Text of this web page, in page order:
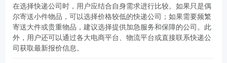
在选择快递公司时，用户应结合自身需求进行比较。如果只是偶
尔寄送小件物品，可以选择价格较低的快递公司；如果需要频繁
寄送大件或贵重物品，建议选择提供加急服务和保障的公司。此
外，用户还可以通过各大电商平台、物流平台或直接联系快递公
司获取最新报价信息。